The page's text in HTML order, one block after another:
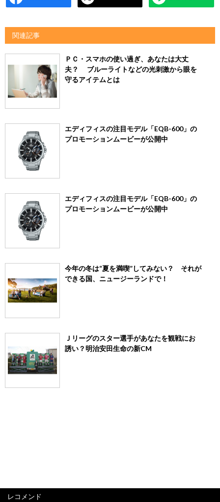
関連記事
ＰＣ・スマホの使い過ぎ、あなたは大丈
夫？ ブルーライトなどの光刺激から眼を
守るアイテムとは
エディフィスの注目モデル「EQB-600」の
プロモーションムービーが公開中
エディフィスの注目モデル「EQB-600」の
プロモーションムービーが公開中
今年の冬は“夏を満喫”してみない？ それが
できる国、ニュージーランドで！
Ｊリーグのスター選手があなたを観戦にお
誘い？明治安田生命の新CM
レコメンド